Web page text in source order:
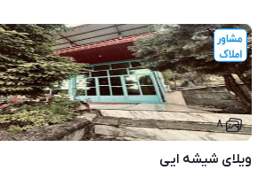
۸
ویلای شیشه ایی